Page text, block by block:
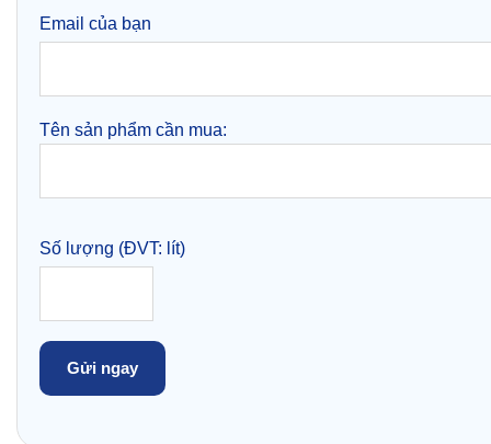
Email của bạn
Tên sản phẩm cần mua:
Số lượng (ĐVT: lít)